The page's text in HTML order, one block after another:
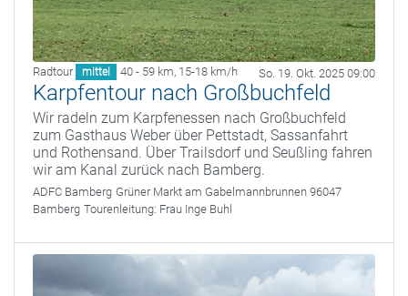
Radtour mittel 40 - 59 km, 15-18 km/h So. 19. Okt. 2025 09:00
Karpfentour nach Großbuchfeld
Wir radeln zum Karpfenessen nach Großbuchfeld
zum Gasthaus Weber über Pettstadt, Sassanfahrt
und Rothensand. Über Trailsdorf und Seußling fahren
wir am Kanal zurück nach Bamberg.
ADFC Bamberg Grüner Markt am Gabelmannbrunnen 96047
Bamberg Tourenleitung: Frau Inge Buhl